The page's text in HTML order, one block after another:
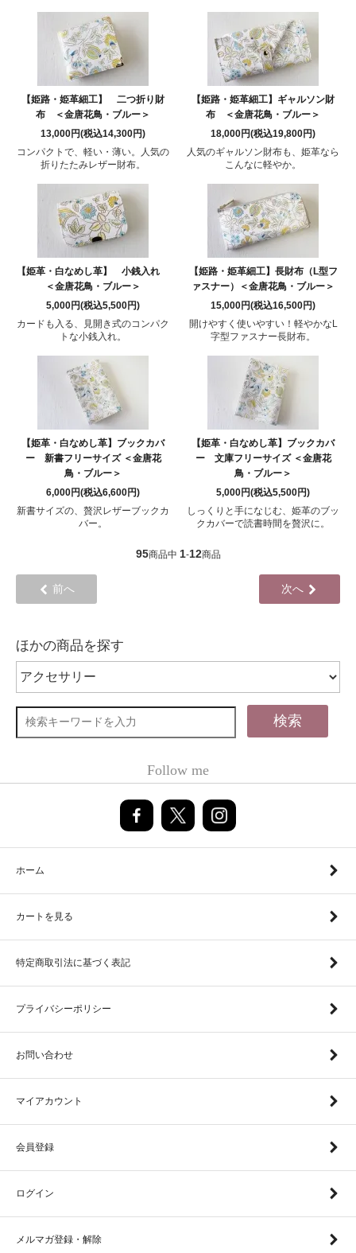
【姫路・姫革細工】 二つ折り財
布 ＜金唐花鳥・ブルー＞
13,000円(税込14,300円)
コンパクトで、軽い・薄い。人気の
折りたたみレザー財布。
【姫路・姫革細工】ギャルソン財
布 ＜金唐花鳥・ブルー＞
18,000円(税込19,800円)
人気のギャルソン財布も、姫革なら
こんなに軽やか。
【姫革・白なめし革】 小銭入れ
＜金唐花鳥・ブルー＞
5,000円(税込5,500円)
カードも入る、見開き式のコンパク
トな小銭入れ。
【姫路・姫革細工】長財布（L型フ
ァスナー）＜金唐花鳥・ブルー＞
15,000円(税込16,500円)
開けやすく使いやすい！軽やかなL
字型ファスナー長財布。
【姫革・白なめし革】ブックカバ
ー 新書フリーサイズ ＜金唐花
鳥・ブルー＞
6,000円(税込6,600円)
新書サイズの、贅沢レザーブックカ
バー。
【姫革・白なめし革】ブックカバ
ー 文庫フリーサイズ ＜金唐花
鳥・ブルー＞
5,000円(税込5,500円)
しっくりと手になじむ、姫革のブッ
クカバーで読書時間を贅沢に。
95商品中 1-12商品
前へ 次へ
ほかの商品を探す
検索
Follow me
ホーム
カートを見る
特定商取引法に基づく表記
プライバシーポリシー
お問い合わせ
マイアカウント
会員登録
ログイン
メルマガ登録・解除